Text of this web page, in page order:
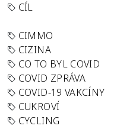
CÍL
CIMMO
CIZINA
CO TO BYL COVID
COVID ZPRÁVA
COVID-19 VAKCÍNY
CUKROVÍ
CYCLING